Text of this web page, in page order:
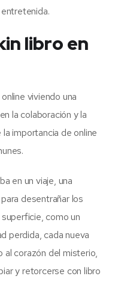
libro en
viviendo una
la colaboración y la
importancia de online
en un viaje, una
desentrañar los
como un
perdida, cada nueva
al corazón del misterio,
y retorcerse con libro